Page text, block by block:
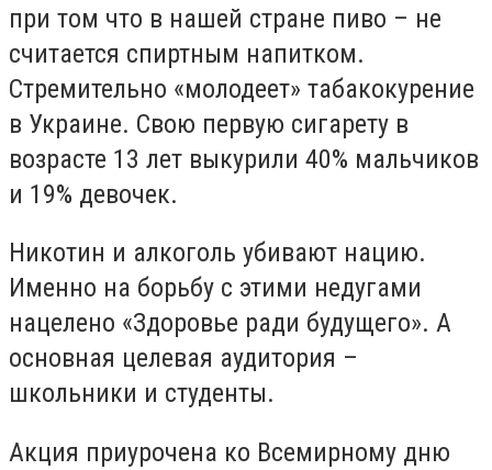
при том что в нашей стране пиво – не
считается спиртным напитком.
Стремительно «молодеет» табакокурение
в Украине. Свою первую сигарету в
возрасте 13 лет выкурили 40% мальчиков
и 19% девочек.
Никотин и алкоголь убивают нацию.
Именно на борьбу с этими недугами
нацелено «Здоровье ради будущего». А
основная целевая аудитория –
школьники и студенты.
Акция приурочена ко Всемирному дню